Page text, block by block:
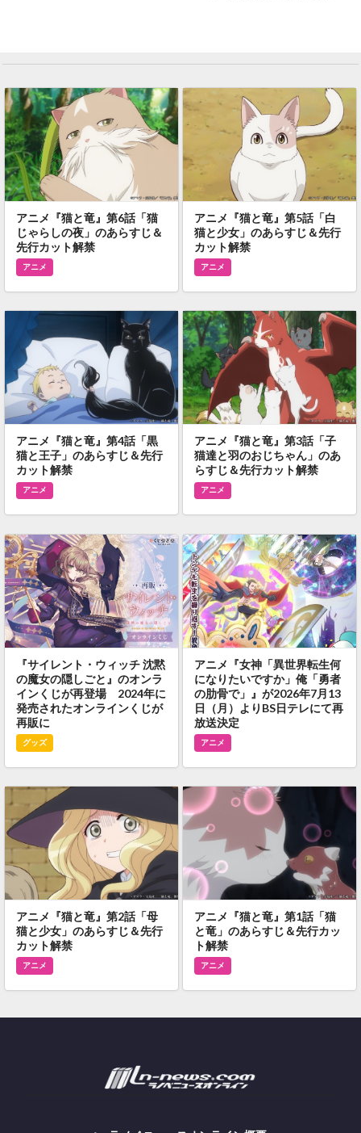
アニメ『猫と竜』第6話「猫
じゃらしの夜」のあらすじ＆
先行カット解禁
アニメ
アニメ『猫と竜』第5話「白
猫と少女」のあらすじ＆先行
カット解禁
アニメ
アニメ『猫と竜』第4話「黒
猫と王子」のあらすじ＆先行
カット解禁
アニメ
アニメ『猫と竜』第3話「子
猫達と羽のおじちゃん」のあ
らすじ＆先行カット解禁
アニメ
『サイレント・ウィッチ 沈黙
の魔女の隠しごと』のオンラ
インくじが再登場 2024年に
発売されたオンラインくじが
再販に
グッズ
アニメ『女神「異世界転生何
になりたいですか」俺「勇者
の肋骨で」』が2026年7月13
日（月）よりBS日テレにて再
放送決定
アニメ
アニメ『猫と竜』第2話「母
猫と少女」のあらすじ＆先行
カット解禁
アニメ
アニメ『猫と竜』第1話「猫
と竜」のあらすじ＆先行カッ
ト解禁
アニメ